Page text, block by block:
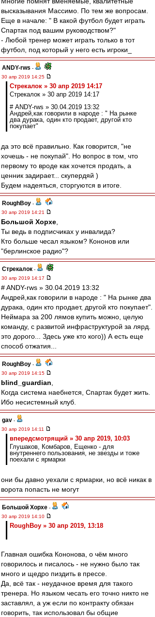
высказывания Массимо. По тем же вопросам.
Еще в начале: " В какой футбол будет играть
Спартак под вашим руководством?"
- Любой тренер может играть только в тот
футбол, под который у него есть игроки_
ANDY-rws -
30 апр 2019 14:25
Стрекалок » 30 апр 2019 14:17
Стрекалок » 30 апр 2019 14:17
# ANDY-rws » 30.04.2019 13:32
Андрей,как говорили в народе : " На рынке
два дурака, один кто продает, другой кто
покупает"
да это всё правильно. Как говорится, "не
хочешь - не покупай". Но вопрос в том, что
первому то вроде как хочется продать, а
ценник задирает... скупердяй )
Будем надеяться, сторгуются в итоге.
RoughBoy -
30 апр 2019 14:21
Большой Хорхе
Ты ведь в подписчиках у инвалида?
Кто больше чесал языком? Кононов или
"берлинское радио"?
Стрекалок -
30 апр 2019 14:17
# ANDY-rws » 30.04.2019 13:32
Андрей,как говорили в народе : " На рынке два
дурака, один кто продает, другой кто покупает".
Неймара за 200 лямов купить можно, целую
команду, с развитой инфраструктурой за лярд.
это дорого... Здесь уже кто кого)) А есть еще
способ отжатия...
RoughBoy -
30 апр 2019 14:15
blind_guardian
Когда система наебнется, Спартак будет жить.
Ибо несистемный клуб.
gav -
30 апр 2019 14:11
впередсмотрящий » 30 апр 2019, 10:03
Глушаков, Комбаров, Ещенко - для
внутреннего пользования, не звезды и тоже
поехали с ярмарки
они бы давно уехали с ярмарки, но всё никак в
ворота попасть не могут
Большой Хорхе -
30 апр 2019 14:10
RoughBoy » 30 апр 2019, 13:18
Главная ошибка Кононова, о чём много
говорилось и писалось - не нужно было так
много и щедро пиздить в прессе.
Да, всё так - неудачное время для такого
тренера. Но языком чесать его точно никто не
заставлял, а уж если по контракту обязан
говорить, так использовал бы общие